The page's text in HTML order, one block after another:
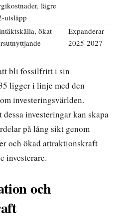
lägre
utsläpp
ökat
Expanderar
2025-2027
bli fossilfritt i sin
ligger i linje med den
investeringsvärlden.
dessa investeringar kan skapa
på lång sikt genom
och ökad attraktionskraft
investerare.
och